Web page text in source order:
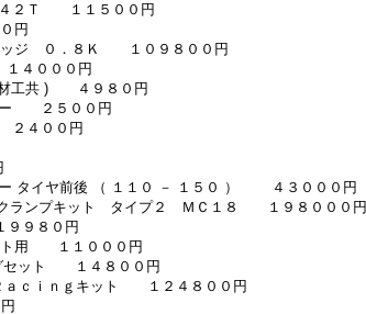
４２Ｔ １１５００円
円
ッジ ０．８Ｋ １０９８００円
４０００円
材工共 ) ４９８０円
ー ２５００円
２４００円
ー タイヤ前後 （ １１０ － １５０ ） ４３０００円
クランプキット タイプ２ ＭＣ１８ １９８０００円
９８０円
ト用 １１０００円
セット １４８００円
ａｃｉｎｇキット １２４８００円